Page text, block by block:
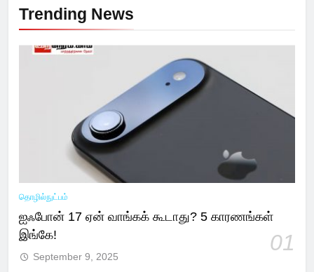
Trending News
தொழில்நுட்பம்
ஐஃபோன் 17 ஏன் வாங்கக் கூடாது? 5 காரணங்கள்
இங்கே!
01
September 9, 2025